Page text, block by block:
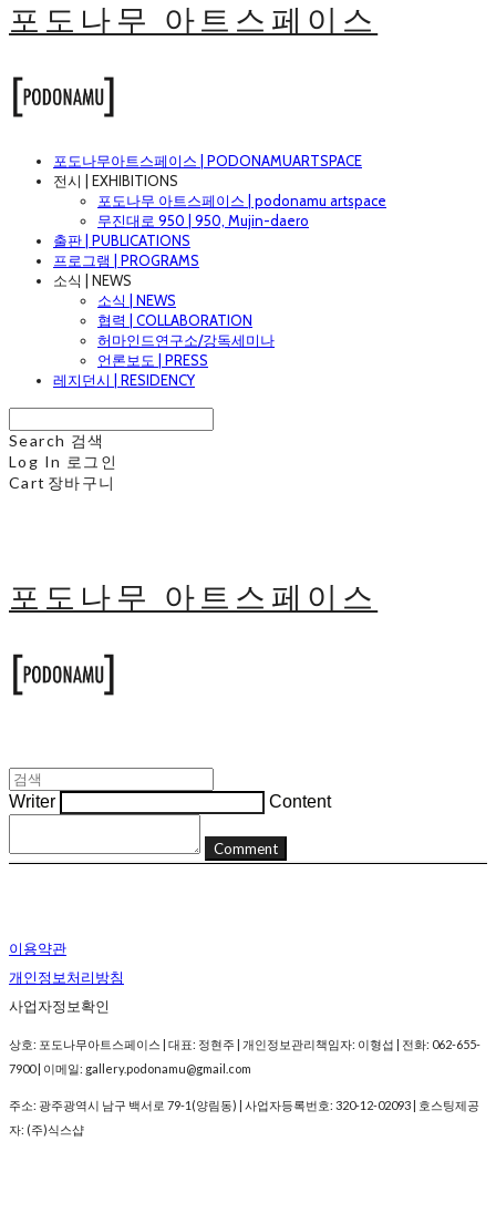
포도나무 아트스페이스
포도나무아트스페이스 | PODONAMUARTSPACE
전시 | EXHIBITIONS
포도나무 아트스페이스 | podonamu artspace
무진대로 950 | 950, Mujin-daero
출판 | PUBLICATIONS
프로그램 | PROGRAMS
소식 | NEWS
소식 | NEWS
협력 | COLLABORATION
허마인드연구소/강독세미나
언론보도 | PRESS
레지던시 | RESIDENCY
Search 검색
Log In 로그인
Cart 장바구니
포도나무 아트스페이스
Writer Content
Comment
이용약관
개인정보처리방침
사업자정보확인
상호: 포도나무아트스페이스 | 대표: 정현주 | 개인정보관리책임자: 이형섭 | 전화: 062-655-
7900 | 이메일: gallery.podonamu@gmail.com
주소: 광주광역시 남구 백서로 79-1(양림동) | 사업자등록번호: 320-12-02093 | 호스팅제공
자: (주)식스샵